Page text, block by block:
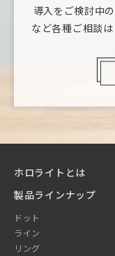
導入をご検討中
など各種ご相談
ホロライトとは
製品ラインナップ
ドット
ライン
リング